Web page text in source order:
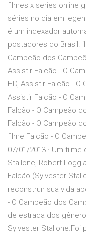
filmes x series online
séries no dia em
é um indexador
postadores do Brasil.
Campeão dos
Assistir Falcão - O
HD, Assistir Falcão -
Assistir Falcão - O
Falcão - O Campeão
Falcão - O Campeão
filme Falcão - O
07/01/2013 · Um
Stallone, Robert
Falcão (Sylvester
reconstruir sua vida
- O Campeão dos
de estrada dos
Sylvester Stallone.Foi